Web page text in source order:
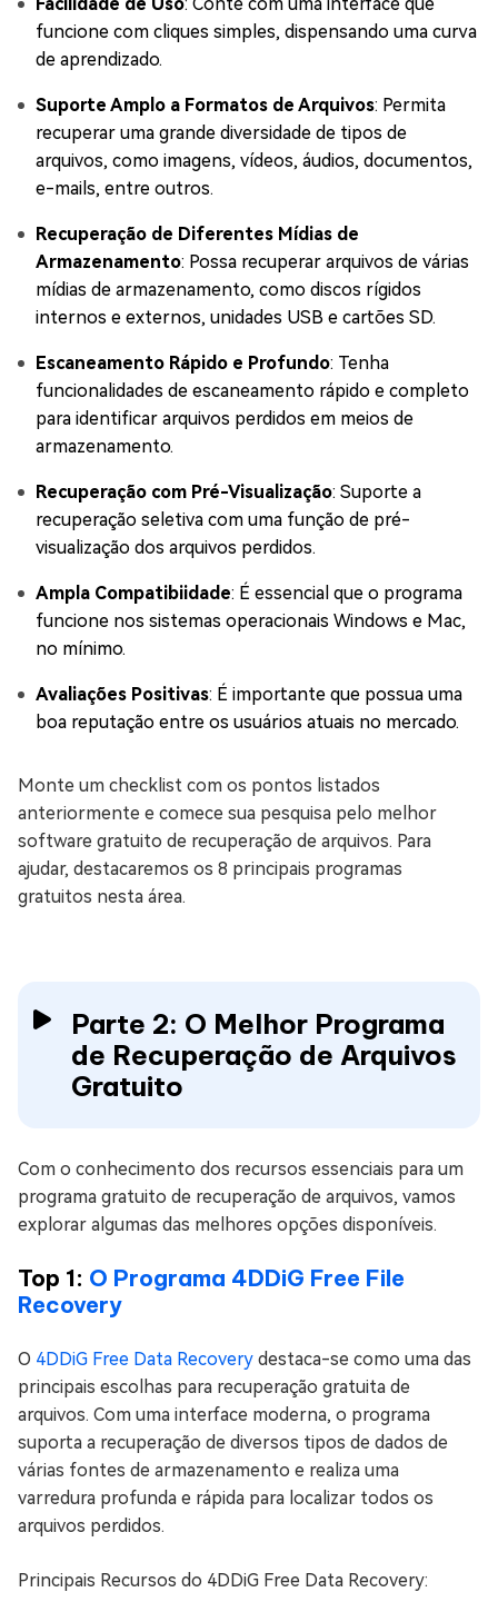
funcione com cliques simples, dispensando uma curva
de aprendizado.
Suporte Amplo a Formatos de Arquivos: Permita
recuperar uma grande diversidade de tipos de
arquivos, como imagens, vídeos, áudios, documentos,
e-mails, entre outros.
Recuperação de Diferentes Mídias de
Armazenamento: Possa recuperar arquivos de várias
mídias de armazenamento, como discos rígidos
internos e externos, unidades USB e cartões SD.
Escaneamento Rápido e Profundo: Tenha
funcionalidades de escaneamento rápido e completo
para identificar arquivos perdidos em meios de
armazenamento.
Recuperação com Pré-Visualização: Suporte a
recuperação seletiva com uma função de pré-
visualização dos arquivos perdidos.
Ampla Compatibiidade: É essencial que o programa
funcione nos sistemas operacionais Windows e Mac,
no mínimo.
Avaliações Positivas: É importante que possua uma
boa reputação entre os usuários atuais no mercado.
Monte um checklist com os pontos listados
anteriormente e comece sua pesquisa pelo melhor
software gratuito de recuperação de arquivos. Para
ajudar, destacaremos os 8 principais programas
gratuitos nesta área.
Parte 2: O Melhor Programa
de Recuperação de Arquivos
Gratuito
Com o conhecimento dos recursos essenciais para um
programa gratuito de recuperação de arquivos, vamos
explorar algumas das melhores opções disponíveis.
Top 1: O Programa 4DDiG Free File
Recovery
O 4DDiG Free Data Recovery destaca-se como uma das
principais escolhas para recuperação gratuita de
arquivos. Com uma interface moderna, o programa
suporta a recuperação de diversos tipos de dados de
várias fontes de armazenamento e realiza uma
varredura profunda e rápida para localizar todos os
arquivos perdidos.
Principais Recursos do 4DDiG Free Data Recovery: